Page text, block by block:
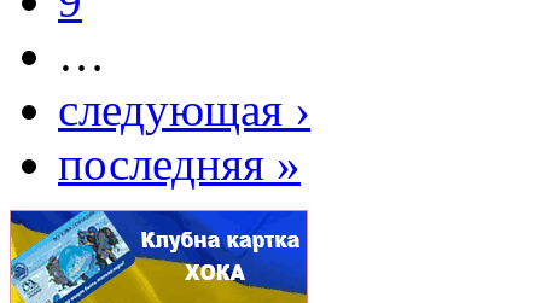
…
следующая ›
последняя »